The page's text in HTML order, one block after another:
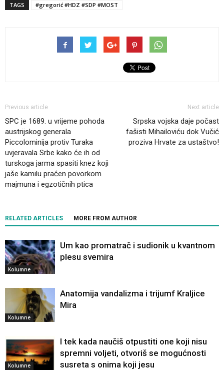
TAGS #gregorić #HDZ #SDP #MOST
Previous article
SPC je 1689. u vrijeme pohoda
austrijskog generala
Piccolominija protiv Turaka
uvjeravala Srbe kako će ih od
turskoga jarma spasiti knez koji
jaše kamilu praćen povorkom
majmuna i egzotičnih ptica
Next article
Srpska vojska daje počast
fašisti Mihailoviću dok Vučić
proziva Hrvate za ustaštvo!
RELATED ARTICLES MORE FROM AUTHOR
Kolumne
Um kao promatrač i sudionik u kvantnom
plesu svemira
Kolumne
Anatomija vandalizma i trijumf Kraljice
Mira
Kolumne
I tek kada naučiš otpustiti one koji nisu
spremni voljeti, otvoriš se mogućnosti
susreta s onima koji jesu